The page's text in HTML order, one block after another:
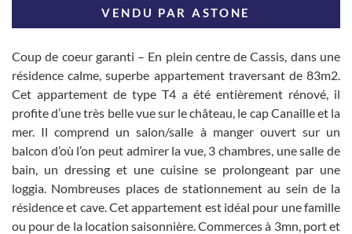
VENDU PAR ASTONE
Coup de coeur garanti – En plein centre de Cassis, dans une
résidence calme, superbe appartement traversant de 83m2.
Cet appartement de type T4 a été entièrement rénové, il
profite d’une très belle vue sur le château, le cap Canaille et la
mer. Il comprend un salon/salle à manger ouvert sur un
balcon d’où l’on peut admirer la vue, 3 chambres, une salle de
bain, un dressing et une cuisine se prolongeant par une
loggia. Nombreuses places de stationnement au sein de la
résidence et cave. Cet appartement est idéal pour une famille
ou pour de la location saisonnière. Commerces à 3mn, port et